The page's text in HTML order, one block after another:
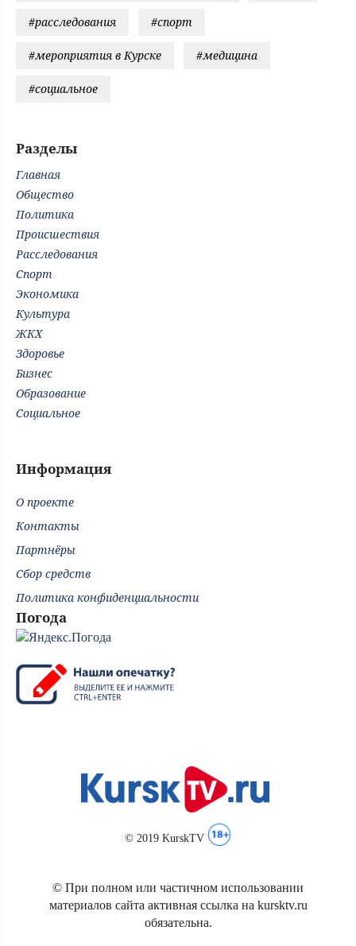
#расследования #спорт
#мероприятия в Курске #медицина
#социальное
Разделы
Главная
Общество
Политика
Происшествия
Расследования
Спорт
Экономика
Культура
ЖКХ
Здоровье
Бизнес
Образование
Социальное
Информация
О проекте
Контакты
Партнёры
Сбор средств
Политика конфиденциальности
Погода
© 2019 KurskTV
© При полном или частичном использовании
материалов сайта активная ссылка на kursktv.ru
обязательна.